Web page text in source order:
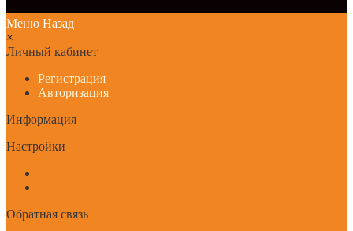
Меню Назад
×
Личный кабинет
Регистрация
Авторизация
Информация
Настройки
Обратная связь